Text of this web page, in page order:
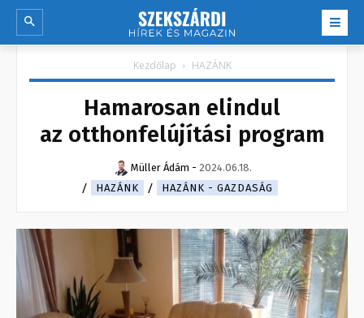
Kezdőlap HAZÁNK
Hamarosan elindul
az otthonfelújítási program
Müller Ádám - 2024.06.18.
HAZÁNK
HAZÁNK - GAZDASÁG